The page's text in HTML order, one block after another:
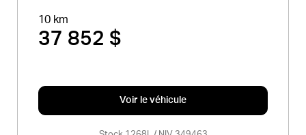
10 km
37 852 $
Voir le véhicule